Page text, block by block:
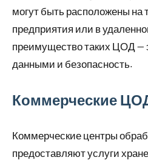
могут быть расположены на
предприятия или в
преимущество таких ЦОД —
данными и безопасность.
Коммерческие
Коммерческие центры
предоставляют услуги